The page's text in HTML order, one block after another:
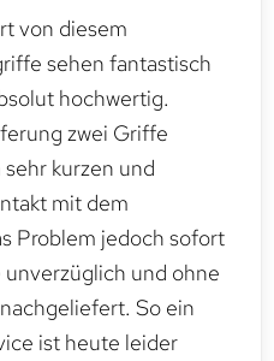
von diesem
sehen fantastisch
hochwertig.
zwei Griffe
kurzen und
mit dem
Problem jedoch sofort
und ohne
So ein
ist heute leider